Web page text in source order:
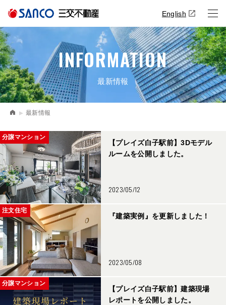
English
INFORMATION
最新情報
最新情報
分譲マンション
【プレイズ白子駅前】3Dモデル
ルームを公開しました。
2023/05/12
注文住宅
『建築実例』を更新しました！
2023/05/08
分譲マンション
【プレイズ白子駅前】建築現場
レポートを公開しました。